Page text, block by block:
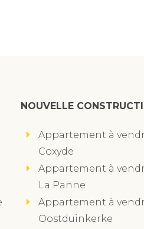
NOUVELLE
Appartement à
Coxyde
Appartement à
La Panne
Appartement à
Oostduinkerke